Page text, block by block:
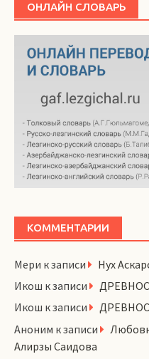
ОНЛАЙН СЛОВАРЬ
КОММЕНТАРИИ
Мери к записи
Нух
Икош к записи
Икош к записи
Аноним к записи
Алирзы Саидова